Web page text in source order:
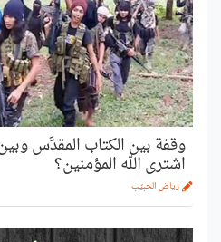
اشترى الله المؤمنين؟
رياض الحبيّب